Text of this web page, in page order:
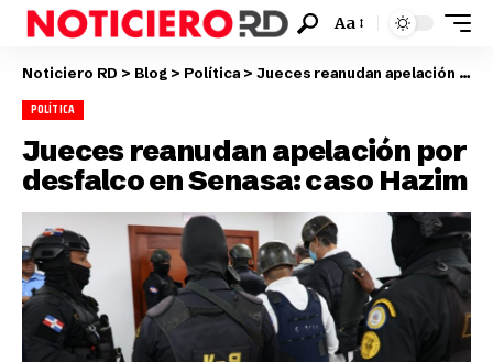
Aa
Noticiero RD > Blog > Política > Jueces reanudan apelación por desfalco en Senasa: caso Hazim
POLÍTICA
Jueces reanudan apelación por
desfalco en Senasa: caso Hazim